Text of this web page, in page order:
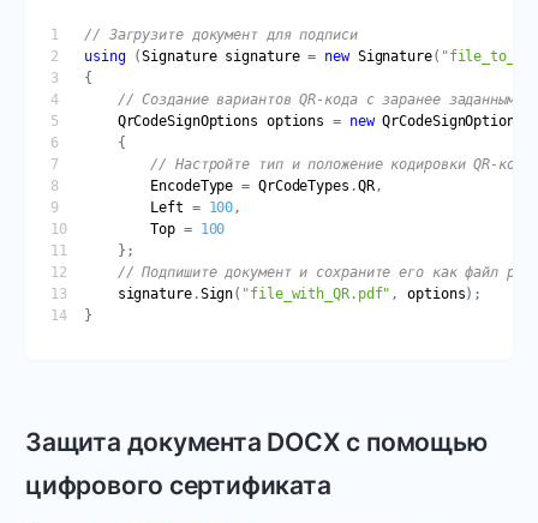
// Загрузите документ для подписи
using (Signature signature = new Signature(
// Создание вариантов QR-кода с заранее заданным
QrCodeSignOptions options = new QrCodeSignOptions
// Настройте тип и положение кодировки QR-
EncodeType = QrCodeTypes .QR
Left = 100
Top = 100
// Подпишите документ и сохраните его как файл
signature.Sign( "file_with_QR.pdf" , options
Защита документа DOCX с помощью
цифрового сертификата